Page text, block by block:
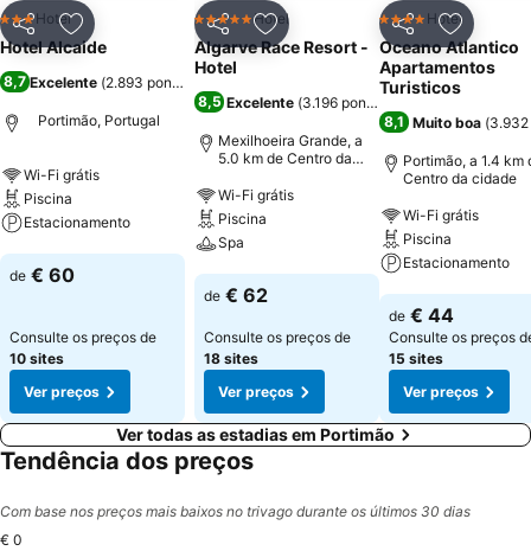
terraço para banhos de sol e piscina exterior.
PartilharAdicionar aos favoritos
3 Estrelas
Hotel
Hotel Alcaide
8,7 Excelente (2.893 pontuações
Portimão, Portugal
Wi-Fi grátis
Piscina
Estacionamento
Ver preços
de € 60
Consulte os preços de
10 sites
Ver preços
PartilharAdicionar aos favoritos
5 EstrelasHotel
Algarve Race Resort -
Hotel
8,5 Excelente (3.196 pontuações
Mexilhoeira Grande, a
5.0 km de Centro da
Wi-Fi grátis
Piscina
Spa
Ver preços
de € 62
Consulte os preços de
18 sites
Ver preços
Partilhar
4 EstrelasHotel
Oceano Atlantico
Apartamentos
Turisticos
8,1 Muito boa (3.932
Portimão, a 1.4 km
Centro da cidade
Wi-Fi grátis
Piscina
Estacionamento
Ver preços
de € 44
Consulte os preços
15 sites
Ver preços
Ver todas as estadias em Portimão
Tendência dos preços
Com base nos preços mais baixos no trivago durante os últimos 30 dias
€ 0